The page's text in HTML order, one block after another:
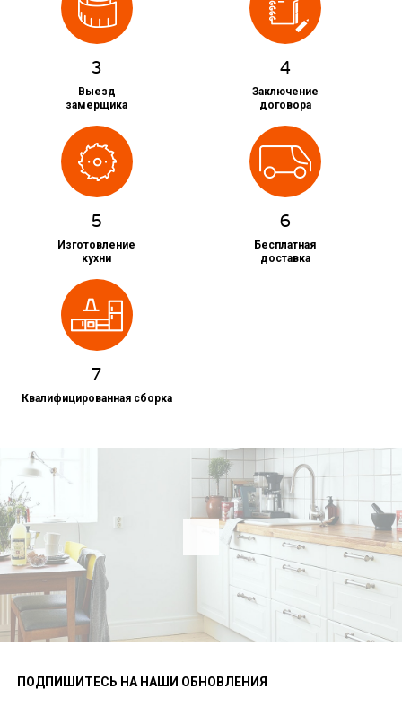
3
Выезд
замерщика
4
Заключение
договора
5
Изготовление
кухни
6
Бесплатная
доставка
7
Квалифицированная сборка
ПОДПИШИТЕСЬ НА НАШИ ОБНОВЛЕНИЯ